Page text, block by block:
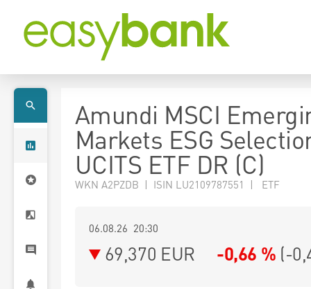
Amundi MSCI
Markets ESG
UCITS ETF DR (C)
WKN A2PZDB | ISIN LU2109787551 | ETF
06.08.26 20:30
69,370 EUR -0,66 % (-